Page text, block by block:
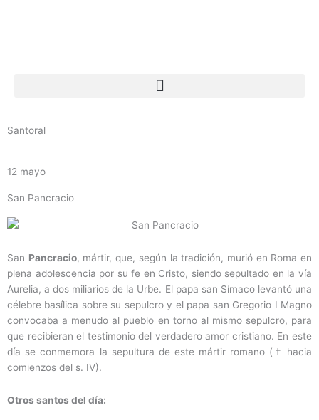
Santoral
12 mayo
San Pancracio
San Pancracio, mártir, que, según la tradición, murió en Roma en
plena adolescencia por su fe en Cristo, siendo sepultado en la vía
Aurelia, a dos miliarios de la Urbe. El papa san Símaco levantó una
célebre basílica sobre su sepulcro y el papa san Gregorio I Magno
convocaba a menudo al pueblo en torno al mismo sepulcro, para
que recibieran el testimonio del verdadero amor cristiano. En este
día se conmemora la sepultura de este mártir romano († hacia
comienzos del s. IV).
Otros santos del día: